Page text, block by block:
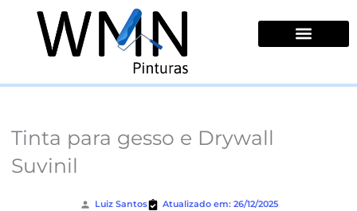
conteúdo
Tinta para gesso e Drywall
Suvinil
Luiz Santos Atualizado em: 26/12/2025